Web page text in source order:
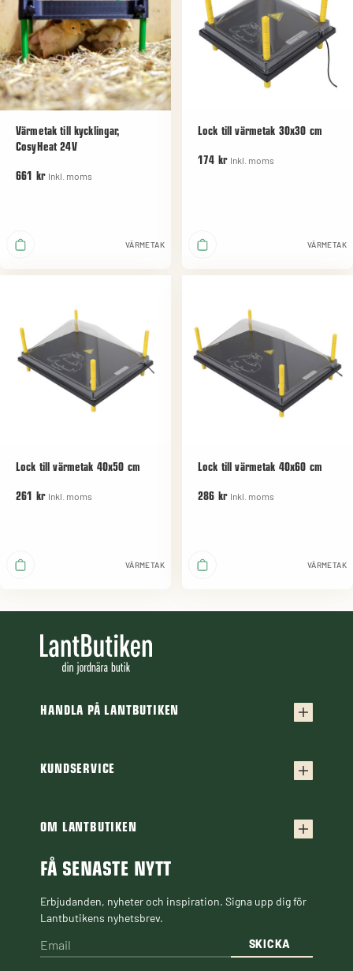
Värmetak till kycklingar,
CosyHeat 24V
661 kr Inkl. moms
VÄRMETAK
Lock till värmetak 30x30 cm
174 kr Inkl. moms
VÄRMETAK
Lock till värmetak 40x50 cm
261 kr Inkl. moms
VÄRMETAK
Lock till värmetak 40x60 cm
286 kr Inkl. moms
VÄRMETAK
HANDLA PÅ LANTBUTIKEN
Frakt & leverans
Finansiering
Guider & Artiklar
Black Week
KUNDSERVICE
Frågor & svar
Cookiepolicy
OM LANTBUTIKEN
Om Lantbutiken
FÅ SENASTE NYTT
Erbjudanden, nyheter och inspiration. Signa upp dig för
Lantbutikens nyhetsbrev.
SKICKA